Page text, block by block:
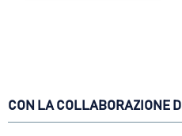
CON LA COLLABORAZIONE DI